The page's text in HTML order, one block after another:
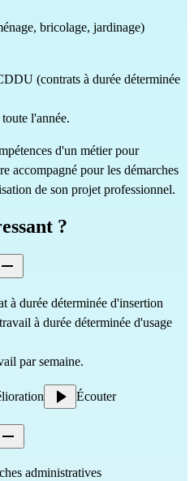
bricolage, jardinage)
(contrats à durée déterminée
l'année.
d'un métier pour
accompagné pour les démarches
de son projet professionnel.
?
à durée déterminée d'insertion
à durée déterminée d'usage
par semaine.
Écouter
administratives